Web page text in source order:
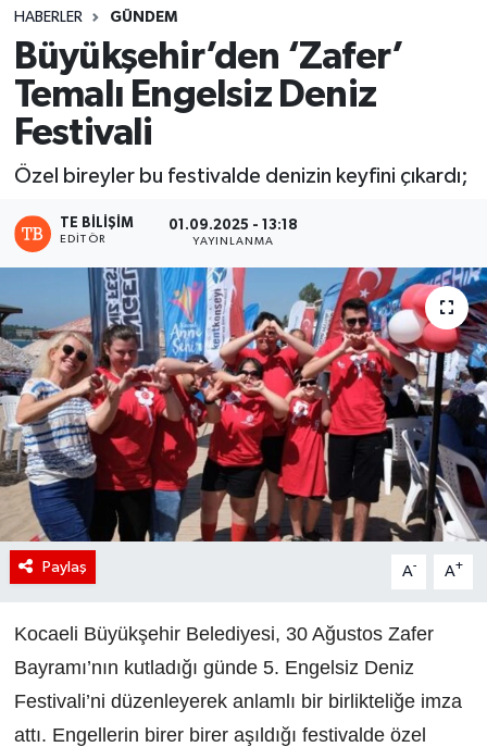
HABERLER GÜNDEM
Büyükşehir’den ‘Zafer’
Temalı Engelsiz Deniz
Festivali
Özel bireyler bu festivalde denizin keyfini çıkardı;
TE BILIŞIM
EDITÖR
01.09.2025 - 13:18
YAYINLANMA
Paylaş A- A+
Kocaeli Büyükşehir Belediyesi, 30 Ağustos Zafer
Bayramı’nın kutladığı günde 5. Engelsiz Deniz
Festivali’ni düzenleyerek anlamlı bir birlikteliğe imza
attı. Engellerin birer birer aşıldığı festivalde özel